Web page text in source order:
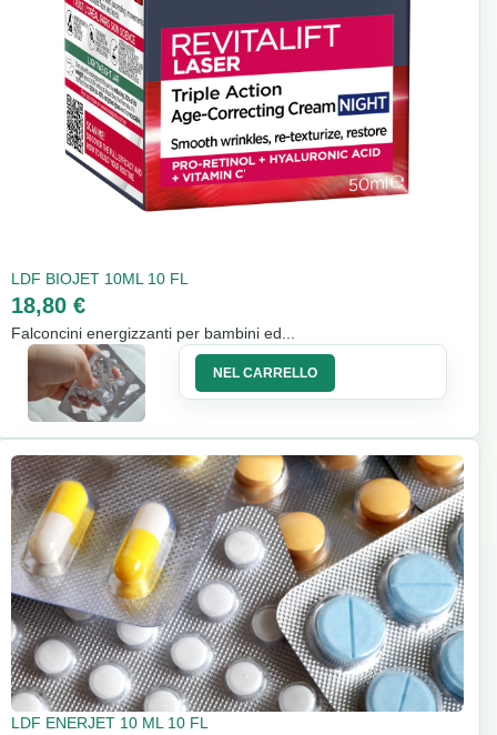
LDF BIOJET 10ML 10 FL
18,80 €
Falconcini energizzanti per bambini ed...
NEL CARRELLO
LDF ENERJET 10 ML 10 FL